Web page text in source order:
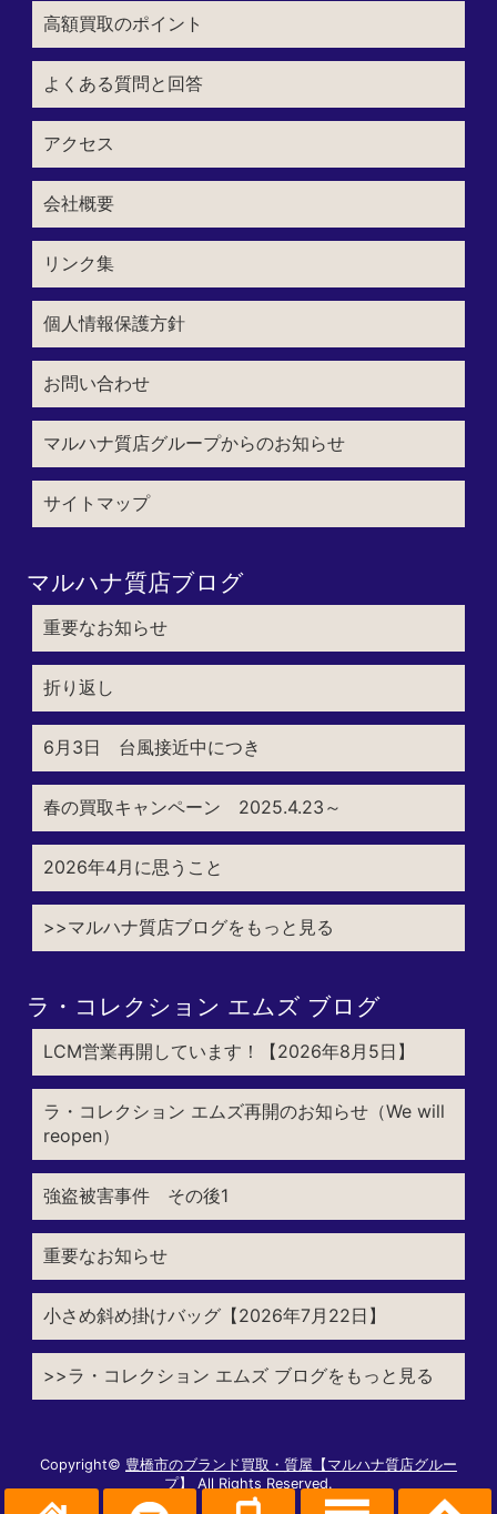
高額買取のポイント
よくある質問と回答
アクセス
会社概要
リンク集
個人情報保護方針
お問い合わせ
マルハナ質店グループからのお知らせ
サイトマップ
マルハナ質店ブログ
重要なお知らせ
折り返し
6月3日 台風接近中につき
春の買取キャンペーン 2025.4.23～
2026年4月に思うこと
>>マルハナ質店ブログをもっと見る
ラ・コレクション エムズ ブログ
LCM営業再開しています！【2026年8月5日】
ラ・コレクション エムズ再開のお知らせ（We will
reopen）
強盗被害事件 その後1
重要なお知らせ
小さめ斜め掛けバッグ【2026年7月22日】
>>ラ・コレクション エムズ ブログをもっと見る
Copyright© 豊橋市のブランド買取・質屋【マルハナ質店グルー
プ】
All Rights Reserved.